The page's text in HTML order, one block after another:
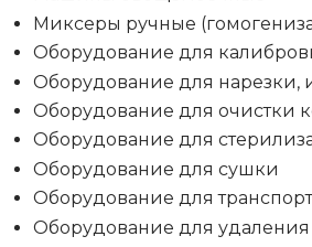
Миксеры ручные
Оборудование для
Оборудование для нарезки,
Оборудование для очистки
Оборудование для
Оборудование для сушки
Оборудование для
Оборудование для